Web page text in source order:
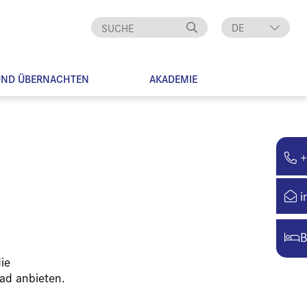
DE
ÜBERNACHTEN AKADEMIE
anbieten.